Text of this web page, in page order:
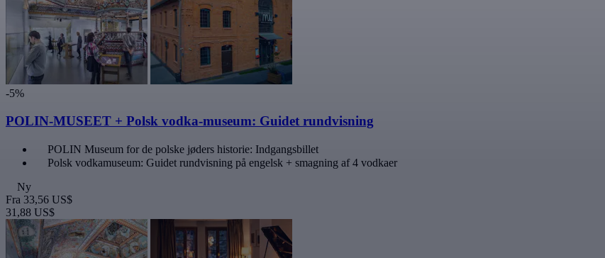
-5%
POLIN-MUSEET + Polsk vodka-museum: Guidet rundvisning
POLIN Museum for de polske jøders historie: Indgangsbillet
Polsk vodkamuseum: Guidet rundvisning på engelsk + smagning af 4 vodkaer
Ny
Fra 33,56 US$
31,88 US$